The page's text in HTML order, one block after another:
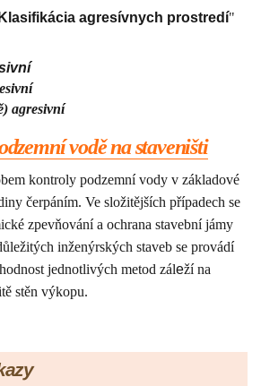
Klasifikácia agresívnych prostredí"
agresivní
vodě na staveništi
kontroly podzemní vody v základové
čerpáním. Ve složitějších případech se
zpevňování a ochrana stavební jámy
inženýrských staveb se provádí
jednotlivých metod záleží na
stěn výkopu.